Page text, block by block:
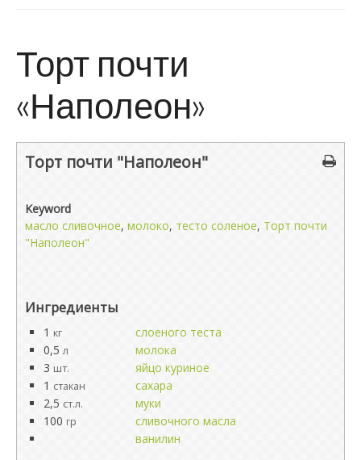
Торт почти
«Наполеон»
Торт почти "Наполеон"
Keyword
масло сливочное, молоко, тесто соленое, Торт почти
"Наполеон"
Ингредиенты
1 кг
слоеного теста
0,5 л
молока
3 шт.
яйцо куриное
1 стакан
сахара
2,5 ст.л.
муки
100 гр
сливочного масла
ванилин